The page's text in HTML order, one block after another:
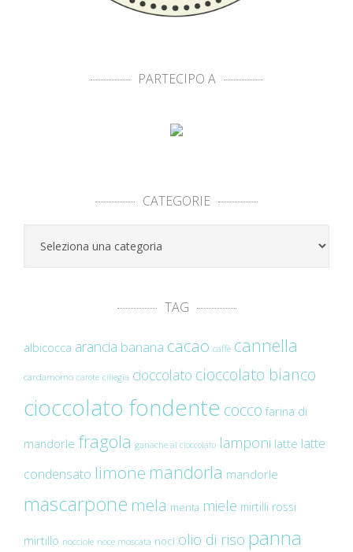
PARTECIPO A
CATEGORIE
Categorie
TAG
albicocca arancia banana cacao caffè cannella
cardamomo carote ciliegia cioccolato cioccolato bianco
cioccolato fondente cocco farina di
mandorle fragola ganache al cioccolato lamponi latte latte
condensato limone mandorla mandorle
mascarpone mela menta miele mirtilli rossi
mirtillo nocciole noce moscata noci olio di riso panna